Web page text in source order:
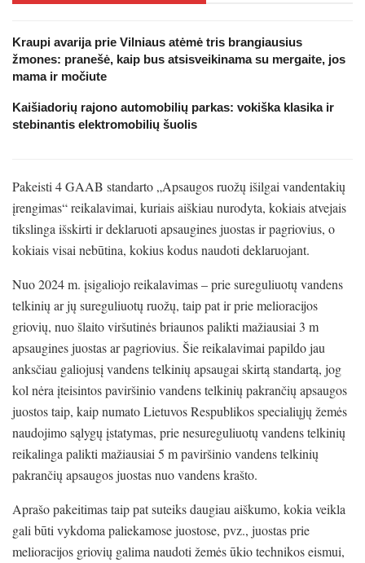
Kraupi avarija prie Vilniaus atėmė tris brangiausius
žmones: pranešė, kaip bus atsisveikinama su mergaite, jos
mama ir močiute
Kaišiadorių rajono automobilių parkas: vokiška klasika ir
stebinantis elektromobilių šuolis
Pakeisti 4 GAAB standarto „Apsaugos ruožų išilgai vandentakių
įrengimas“ reikalavimai, kuriais aiškiau nurodyta, kokiais atvejais
tikslinga išskirti ir deklaruoti apsaugines juostas ir pagriovius, o
kokiais visai nebūtina, kokius kodus naudoti deklaruojant.
Nuo 2024 m. įsigaliojo reikalavimas – prie sureguliuotų vandens
telkinių ar jų sureguliuotų ruožų, taip pat ir prie melioracijos
griovių, nuo šlaito viršutinės briaunos palikti mažiausiai 3 m
apsaugines juostas ar pagriovius. Šie reikalavimai papildo jau
anksčiau galiojusį vandens telkinių apsaugai skirtą standartą, jog
kol nėra įteisintos paviršinio vandens telkinių pakrančių apsaugos
juostos taip, kaip numato Lietuvos Respublikos specialiųjų žemės
naudojimo sąlygų įstatymas, prie nesureguliuotų vandens telkinių
reikalinga palikti mažiausiai 5 m paviršinio vandens telkinių
pakrančių apsaugos juostas nuo vandens krašto.
Aprašo pakeitimas taip pat suteiks daugiau aiškumo, kokia veikla
gali būti vykdoma paliekamose juostose, pvz., juostas prie
melioracijos griovių galima naudoti žemės ūkio technikos eismui,